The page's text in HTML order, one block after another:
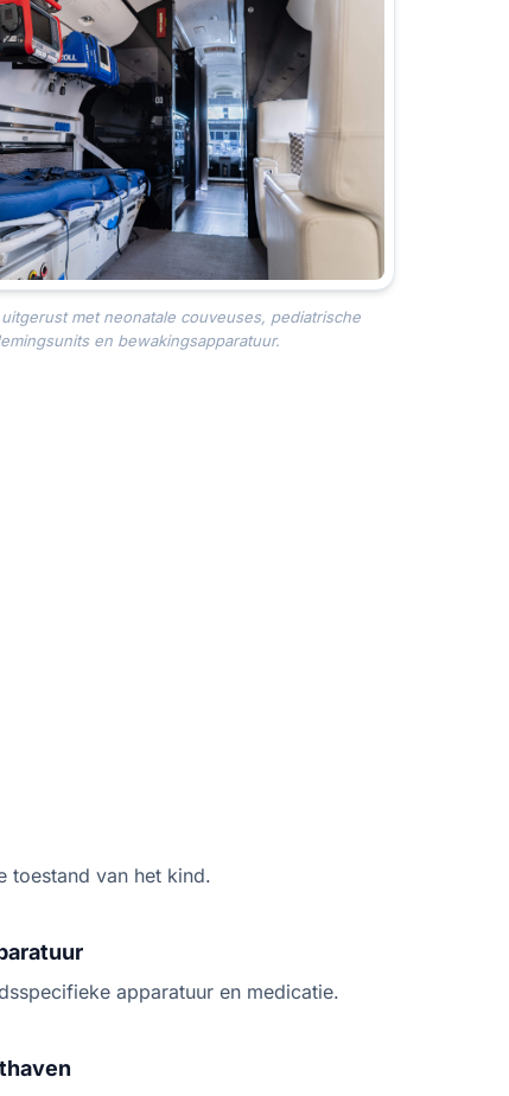
met neonatale couveuses, pediatrische
en bewakingsapparatuur.
toestand van het kind.
apparatuur en medicatie.